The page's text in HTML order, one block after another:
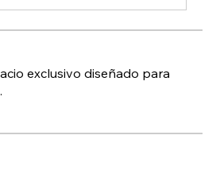
exclusivo diseñado para